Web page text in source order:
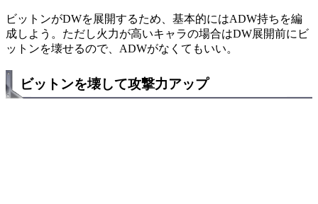
ビットンがDWを展開するため、基本的にはADW持ちを編
成しよう。ただし火力が高いキャラの場合はDW展開前にビ
ットンを壊せるので、ADWがなくてもいい。
ビットンを壊して攻撃力アップ